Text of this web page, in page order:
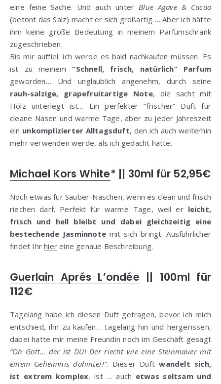
eine feine Sache. Und auch unter Blue Agave & Cacao
(betont das Salz) macht er sich großartig … Aber ich hätte
ihm keine große Bedeutung in meinem Parfumschrank
zugeschrieben.
Bis mir auffiel: ich werde es bald nachkaufen müssen. Es
ist zu meinem“Schnell, frisch, natürlich” Parfum
geworden… Und unglaublich angenehm, durch seine
rauh-salzige, grapefruitartige Note, die sacht mit
Holz unterlegt ist… Ein perfekter “frischer” Duft für
cleane Nasen und warme Tage, aber zu jeder Jahreszeit
ein unkomplizierter Alltagsduft, den ich auch weiterhin
mehr verwenden werde, als ich gedacht hätte.
Michael Kors White* || 30ml für 52,95€
Noch etwas für Sauber-Näschen, wenn es clean und frisch
riechen darf. Perfekt für warme Tage, weil er leicht,
frisch und hell bleibt und dabei gleichzeitig eine
bestechende Jasminnote mit sich bringt. Ausführlicher
findet Ihrhier eine genaue Beschreibung.
Guerlain Aprés L’ondée || 100ml für
112€
Tagelang habe ich diesen Duft getragen, bevor ich mich
entschied, ihn zu kaufen… tagelang hin und hergerissen,
dabei hatte mir meine Freundin noch im Geschäft gesagt
“Oh Gott… der ist DU! Der riecht wie eine Steinmauer mit
einem Geheimnis dahinter!”. Dieser Duftwandelt sich,
ist extrem komplex, ist … auch etwas seltsam und